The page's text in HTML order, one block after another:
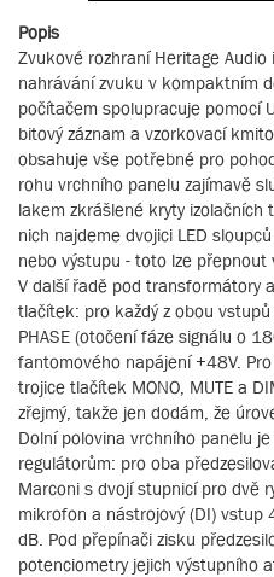
Popis
Zvukové rozhraní Heritage Audio
nahrávání zvuku v kompaktním
počítačem spolupracuje pomocí
bitový záznam a vzorkovací
obsahuje vše potřebné pro
rohu vrchního panelu zajímavě
lakem zkrášlené kryty
nich najdeme dvojici LED
nebo výstupu - toto lze přepnout
V další řadě pod transformátory
tlačítek: pro každý z obou
PHASE (otočení fáze signálu o
fantomového napájení +48V.
trojice tlačítek MONO, MUTE a
zřejmý, takže jen dodám, že
Dolní polovina vrchního panelu
regulátorům: pro oba
Marconi s dvojí stupnicí pro dvě
mikrofon a nástrojový (DI)
dB. Pod přepínači zisku
potenciometry jejich výstupního